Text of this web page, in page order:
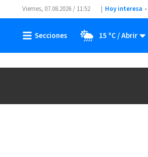
Viernes, 07.08.2026 / 11:52 Hoy interesa
15 ºC